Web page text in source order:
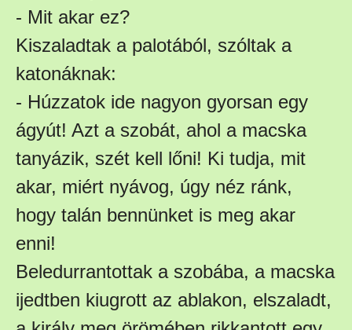
- Mit akar ez?
Kiszaladtak a palotából, szóltak a
katonáknak:
- Húzzatok ide nagyon gyorsan egy
ágyút! Azt a szobát, ahol a macska
tanyázik, szét kell lőni! Ki tudja, mit
akar, miért nyávog, úgy néz ránk,
hogy talán bennünket is meg akar
enni!
Beledurrantottak a szobába, a macska
ijedtben kiugrott az ablakon, elszaladt,